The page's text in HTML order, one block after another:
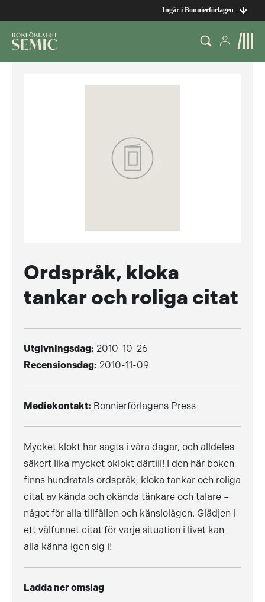
Ingår i Bonnierförlagen
Ordspråk, kloka
tankar och roliga citat
Utgivningsdag: 2010-10-26
Recensionsdag: 2010-11-09
Mediekontakt: Bonnierförlagens Press
Mycket klokt har sagts i våra dagar, och alldeles
säkert lika mycket oklokt därtill! I den här boken
finns hundratals ordspråk, kloka tankar och roliga
citat av kända och okända tänkare och talare –
något för alla tillfällen och känslolägen. Glädjen i
ett välfunnet citat för varje situation i livet kan
alla känna igen sig i!
Ladda ner omslag